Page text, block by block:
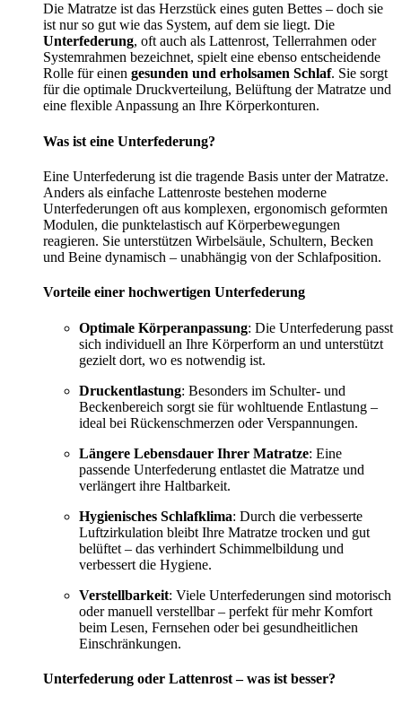
Die Matratze ist das Herzstück eines guten Bettes – doch sie
ist nur so gut wie das System, auf dem sie liegt. Die
Unterfederung, oft auch als Lattenrost, Tellerrahmen oder
Systemrahmen bezeichnet, spielt eine ebenso entscheidende
Rolle für einen gesunden und erholsamen Schlaf. Sie sorgt
für die optimale Druckverteilung, Belüftung der Matratze und
eine flexible Anpassung an Ihre Körperkonturen.
Was ist eine Unterfederung?
Eine Unterfederung ist die tragende Basis unter der Matratze.
Anders als einfache Lattenroste bestehen moderne
Unterfederungen oft aus komplexen, ergonomisch geformten
Modulen, die punktelastisch auf Körperbewegungen
reagieren. Sie unterstützen Wirbelsäule, Schultern, Becken
und Beine dynamisch – unabhängig von der Schlafposition.
Vorteile einer hochwertigen Unterfederung
Optimale Körperanpassung: Die Unterfederung passt
sich individuell an Ihre Körperform an und unterstützt
gezielt dort, wo es notwendig ist.
Druckentlastung: Besonders im Schulter- und
Beckenbereich sorgt sie für wohltuende Entlastung –
ideal bei Rückenschmerzen oder Verspannungen.
Längere Lebensdauer Ihrer Matratze: Eine
passende Unterfederung entlastet die Matratze und
verlängert ihre Haltbarkeit.
Hygienisches Schlafklima: Durch die verbesserte
Luftzirkulation bleibt Ihre Matratze trocken und gut
belüftet – das verhindert Schimmelbildung und
verbessert die Hygiene.
Verstellbarkeit: Viele Unterfederungen sind motorisch
oder manuell verstellbar – perfekt für mehr Komfort
beim Lesen, Fernsehen oder bei gesundheitlichen
Einschränkungen.
Unterfederung oder Lattenrost – was ist besser?